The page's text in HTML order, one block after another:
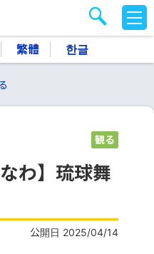
繁體 한글
M
E
観る
わ】琉球舞
公開日 2025/04/14